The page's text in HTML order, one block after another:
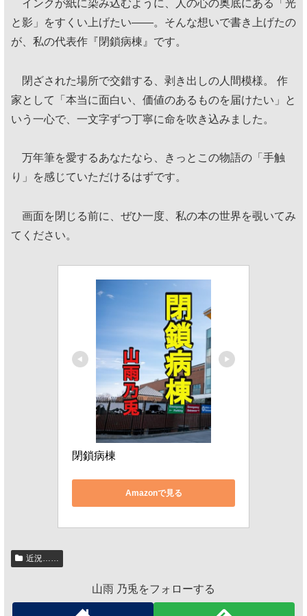
インクが紙に染み込むように、人の心の奥底にある「光
と影」をすくい上げたい——。そんな想いで書き上げたの
が、私の代表作『閉鎖病棟』です。
閉ざされた場所で交錯する、剥き出しの人間模様。 作
家として「本当に面白い、価値のあるものを届けたい」と
いう一心で、一文字ずつ丁寧に命を吹き込みました。
万年筆を愛するあなたなら、きっとこの物語の「手触
り」を感じていただけるはずです。
画面を閉じる前に、ぜひ一度、私の本の世界を覗いてみ
てください。
閉鎖病棟
Amazonで見る
近況……
山雨 乃兎をフォローする